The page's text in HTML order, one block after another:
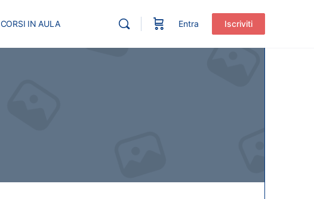
CORSI IN AULA Entra Iscriviti